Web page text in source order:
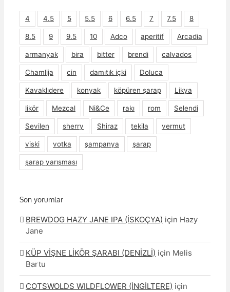
4 4.5 5 5.5 6 6.5 7 7.5 8
8.5 9 9.5 10 Adco aperitif Arcadia
armanyak bira bitter brendi calvados
Chamlija cin damıtık içki Doluca
Kavaklıdere konyak köpüren şarap Likya
likör Mezcal Ni&Ce rakı rom Selendi
Sevilen sherry Shiraz tekila vermut
viski votka şampanya şarap
şarap yarışması
Son yorumlar
BREWDOG HAZY JANE IPA (İSKOÇYA) için Hazy
Jane
KÜP VİŞNE LİKÖR ŞARABI (DENİZLİ) için Melis
Bartu
COTSWOLDS WILDFLOWER (İNGİLTERE) için